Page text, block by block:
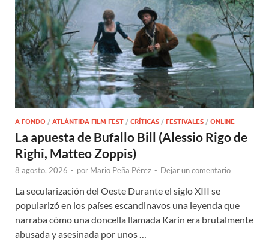
A FONDO / ATLÁNTIDA FILM FEST / CRÍTICAS / FESTIVALES / ONLINE
La apuesta de Bufallo Bill (Alessio Rigo de
Righi, Matteo Zoppis)
8 agosto, 2026 - por Mario Peña Pérez - Dejar un comentario
La secularización del Oeste Durante el siglo XIII se
popularizó en los países escandinavos una leyenda que
narraba cómo una doncella llamada Karin era brutalmente
abusada y asesinada por unos …